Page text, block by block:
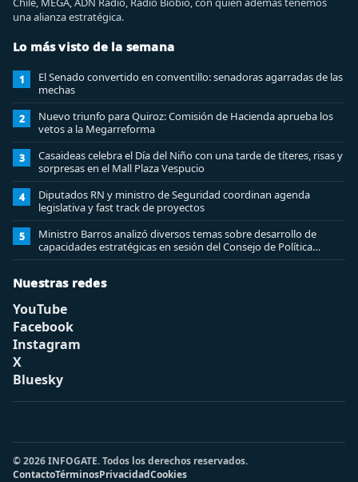
una alianza estratégica.
Lo más visto de la semana
1
El Senado convertido en conventillo: senadoras agarradas de las
mechas
2
Nuevo triunfo para Quiroz: Comisión de Hacienda aprueba los
vetos a la Megarreforma
3
Casaideas celebra el Día del Niño con una tarde de títeres, risas y
sorpresas en el Mall Plaza Vespucio
4
Diputados RN y ministro de Seguridad coordinan agenda
legislativa y fast track de proyectos
5
Ministro Barros analizó diversos temas sobre desarrollo de
capacidades estratégicas en sesión del Consejo de Política
Espacial
Nuestras redes
YouTube
Facebook
Instagram
X
Bluesky
© 2026 INFOGATE. Todos los derechos reservados.
ContactoTérminosPrivacidadCookies